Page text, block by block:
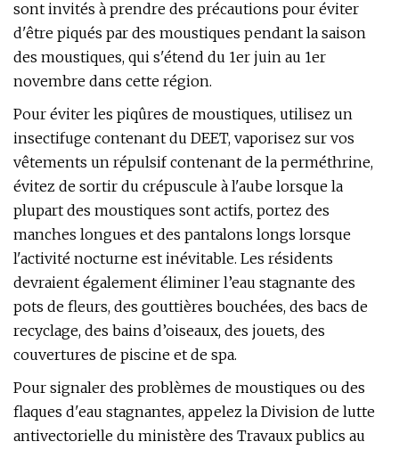
sont invités à prendre des précautions pour éviter
d'être piqués par des moustiques pendant la saison
des moustiques, qui s'étend du 1er juin au 1er
novembre dans cette région.
Pour éviter les piqûres de moustiques, utilisez un
insectifuge contenant du DEET, vaporisez sur vos
vêtements un répulsif contenant de la perméthrine,
évitez de sortir du crépuscule à l'aube lorsque la
plupart des moustiques sont actifs, portez des
manches longues et des pantalons longs lorsque
l'activité nocturne est inévitable. Les résidents
devraient également éliminer l’eau stagnante des
pots de fleurs, des gouttières bouchées, des bacs de
recyclage, des bains d’oiseaux, des jouets, des
couvertures de piscine et de spa.
Pour signaler des problèmes de moustiques ou des
flaques d'eau stagnantes, appelez la Division de lutte
antivectorielle du ministère des Travaux publics au